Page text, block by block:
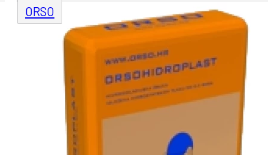
8,08€
do
30,46€
ORSO